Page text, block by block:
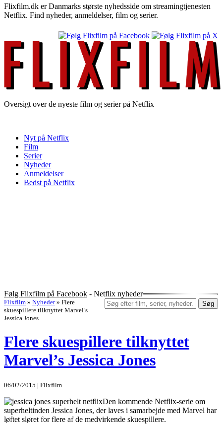
Flixfilm.dk er Danmarks største nyhedsside om streamingtjenesten
Netflix. Find nyheder, anmeldelser, film og serier.
Oversigt over de nyeste film og serier på Netflix
Nyt på Netflix
Film
Serier
Nyheder
Anmeldelser
Bedst på Netflix
Følg Flixfilm på Facebook - Netflix nyheder
Søg
Flixfilm » Nyheder » Flere
skuespillere tilknyttet Marvel’s
Jessica Jones
Flere skuespillere tilknyttet
Marvel’s Jessica Jones
06/02/2015 | Flixfilm
Den kommende Netflix-serie om
superheltinden Jessica Jones, der laves i samarbejde med Marvel har
løftet sløret for flere af de medvirkende skuespillere.